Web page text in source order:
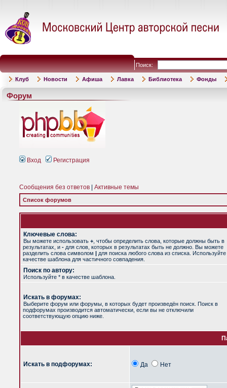
Поиск:
Клуб Новости Афиша Лавка Библиотека Фонды
Форум
Вход Регистрация
Сообщения без ответов Активные темы
Список форумов
Ключевые слова:
Вы можете использовать + , чтобы определить слова, которые должны быть в
результатах, и - для слов, которых в результатах быть не должно. Вы можете
разделить слова символом | для поиска любого слова из списка. Используйте
качестве шаблона для частичного совпадения.
Поиск по автору:
Используйте * в качестве шаблона.
Искать в форумах:
Выберите форум или форумы, в которых будет произведён поиск. Поиск в
подфорумах производится автоматически, если вы не отключили
соответствующую опцию ниже.
Искать в подфорумах: Да Нет